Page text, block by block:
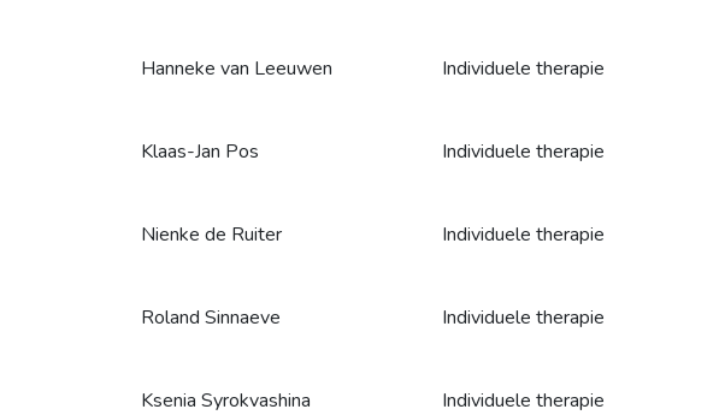
Hanneke van Leeuwen Individuele therapie
Klaas-Jan Pos Individuele therapie
Nienke de Ruiter Individuele therapie
Roland Sinnaeve Individuele therapie
Ksenia Syrokvashina Individuele therapie